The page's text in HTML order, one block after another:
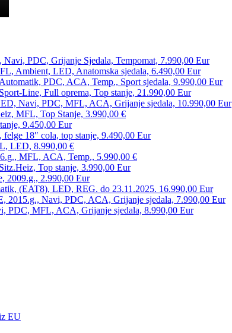
PDC, Grijanje Sjedala, Tempomat, 7.990,00 Eur
Ambient, LED, Anatomska sjedala, 6.490,00 Eur
PDC, ACA, Temp., Sport sjedala, 9.990,00 Eur
Line, Full oprema, Top stanje, 21.990,00 Eur
Navi, PDC, MFL, ACA, Grijanje sjedala, 10.990,00 Eur
MFL, Top Stanje, 3.990,00 €
9.450,00 Eur
18″ cola, top stanje, 9.490,00 Eur
LED, 8.990,00 €
MFL, ACA, Temp., 5.990,00 €
Top stanje, 3.990,00 Eur
2009.g., 2.990,00 Eur
(EAT8), LED, REG. do 23.11.2025. 16.990,00 Eur
Navi, PDC, ACA, Grijanje sjedala, 7.990,00 Eur
PDC, MFL, ACA, Grijanje sjedala, 8.990,00 Eur
EU